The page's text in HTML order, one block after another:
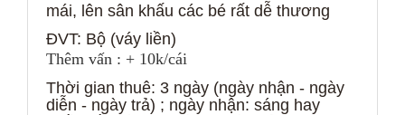
mái, lên sân khấu các bé rất dễ thương
ĐVT: Bộ (váy liền)
Thêm vấn : + 10k/cái
Thời gian thuê: 3 ngày (ngày nhận - ngày
diễn - ngày trả) ; ngày nhận: sáng hay